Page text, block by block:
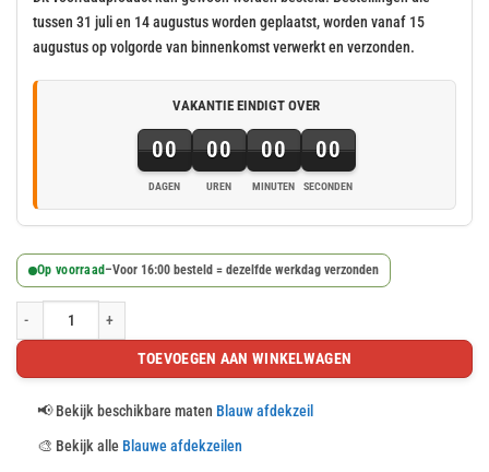
€ 372,44.
€ 313,63.
tussen 31 juli en 14 augustus worden geplaatst, worden vanaf 15
augustus op volgorde van binnenkomst verwerkt en verzonden.
VAKANTIE EINDIGT OVER
00
DAGEN
00
UREN
00
MINUTEN
00
SECONDEN
Op voorraad –Voor 16:00 besteld = dezelfde werkdag verzonden
Blauw PE geweven doek op rol 2x100m 200gr/m² aantal
TOEVOEGEN AAN WINKELWAGEN
📢 Bekijk beschikbare maten Blauw afdekzeil
🎨 Bekijk alle Blauwe afdekzeilen